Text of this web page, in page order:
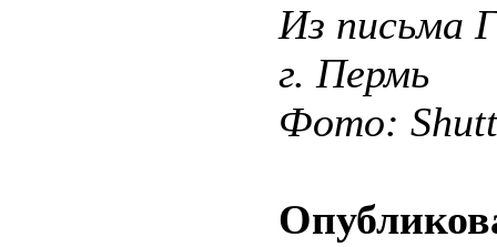
Из письма
г. Пермь
Фото: